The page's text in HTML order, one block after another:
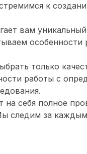
к
вам
особенности
только
работы с
себя полное
следим за